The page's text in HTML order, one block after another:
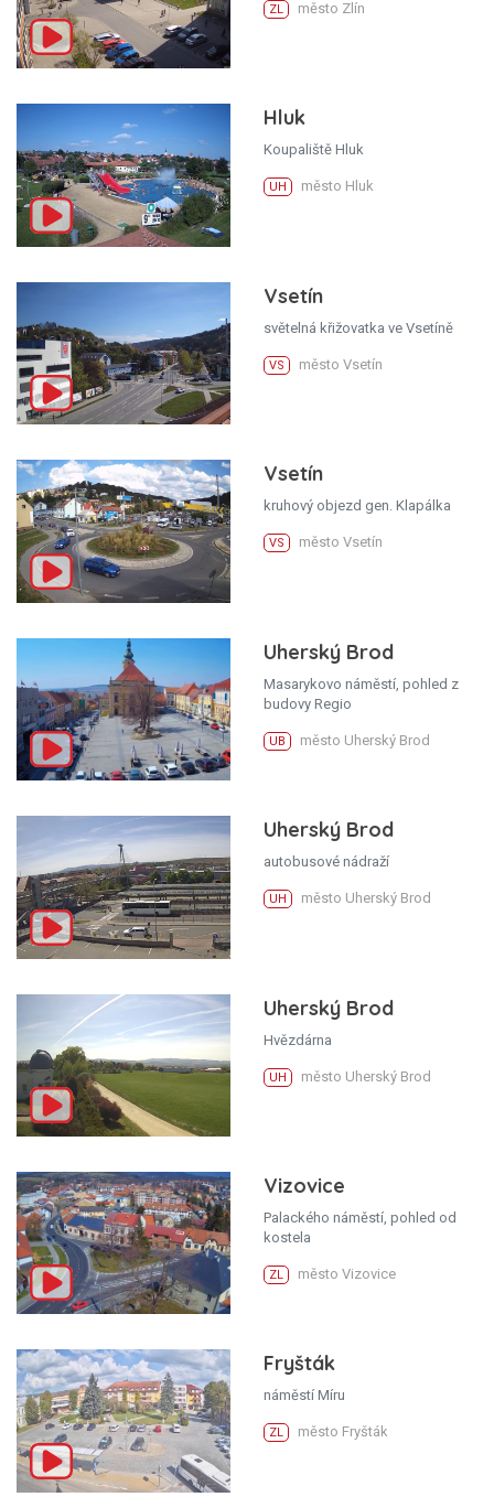
ZL město Zlín
Hluk
Koupaliště Hluk
UH město Hluk
Vsetín
světelná křižovatka ve Vsetíně
VS město Vsetín
Vsetín
kruhový objezd gen. Klapálka
VS město Vsetín
Uherský Brod
Masarykovo náměstí, pohled z
budovy Regio
UB město Uherský Brod
Uherský Brod
autobusové nádraží
UH město Uherský Brod
Uherský Brod
Hvězdárna
UH město Uherský Brod
Vizovice
Palackého náměstí, pohled od
kostela
ZL město Vizovice
Fryšták
náměstí Míru
ZL město Fryšták